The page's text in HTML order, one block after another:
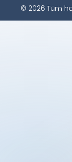
© 2026 Tüm